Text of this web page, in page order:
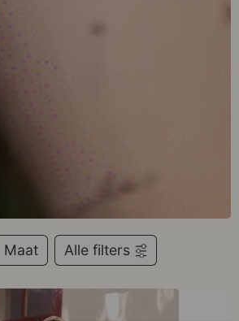
Maat Alle filters